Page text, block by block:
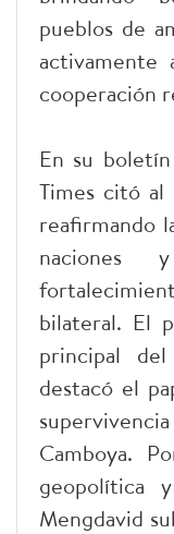
pueblos de
cooperación
En su
Times citó al
reafirmando
naciones
bilateral. El
principal
destacó el
Camboya.
geopolítica
Mengdavid